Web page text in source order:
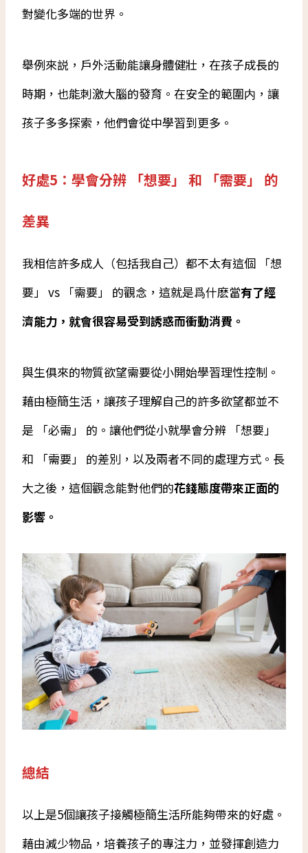
對變化多端的世界。
舉例來説，戶外活動能讓身體健壯，在孩子成長的
時期，也能刺激大腦的發育。在安全的範圍内，讓
孩子多多探索，他們會從中學習到更多。
好處5：學會分辨 「想要」 和 「需要」 的
差異
我相信許多成人（包括我自己）都不太有這個 「想
要」 vs 「需要」 的觀念，這就是爲什麽當有了經
濟能力，就會很容易受到誘惑而衝動消費。
與生俱來的物質欲望需要從小開始學習理性控制。
藉由極簡生活，讓孩子理解自己的許多欲望都並不
是 「必需」 的。讓他們從小就學會分辨 「想要」
和 「需要」 的差別，以及兩者不同的處理方式。長
大之後，這個觀念能對他們的花錢態度帶來正面的
影響。
總結
以上是5個讓孩子接觸極簡生活所能夠帶來的好處。
藉由減少物品，培養孩子的專注力，並發揮創造力